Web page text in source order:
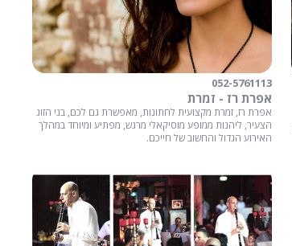
052-5761113
אפרת רז - זמרת
אפרת רז, זמרת מקצועית לחתונות, מאפשרת גם לכם, בני הזוג
הצעיר, ליהנות ממופע מוסיקאלי מרגש, מפתיע ומיוחד במהלך
האירוע הגדול והחשוב של חייכם.